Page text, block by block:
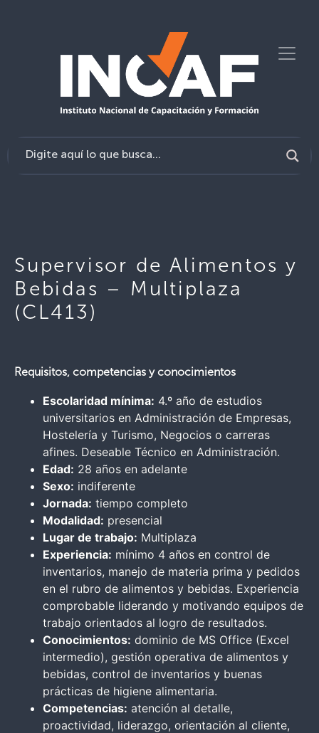
Supervisor de Alimentos y
Bebidas – Multiplaza
(CL413)
Requisitos, competencias y conocimientos
Escolaridad mínima: 4.º año de estudios
universitarios en Administración de Empresas,
Hostelería y Turismo, Negocios o carreras
afines. Deseable Técnico en Administración.
Edad: 28 años en adelante
Sexo: indiferente
Jornada: tiempo completo
Modalidad: presencial
Lugar de trabajo: Multiplaza
Experiencia: mínimo 4 años en control de
inventarios, manejo de materia prima y pedidos
en el rubro de alimentos y bebidas. Experiencia
comprobable liderando y motivando equipos de
trabajo orientados al logro de resultados.
Conocimientos: dominio de MS Office (Excel
intermedio), gestión operativa de alimentos y
bebidas, control de inventarios y buenas
prácticas de higiene alimentaria.
Competencias: atención al detalle,
proactividad, liderazgo, orientación al cliente,